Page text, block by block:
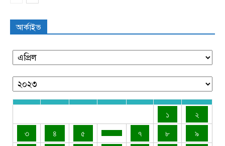
আর্কাইভ
১
২
৩
৪ ৫ ৭ ৮
৯